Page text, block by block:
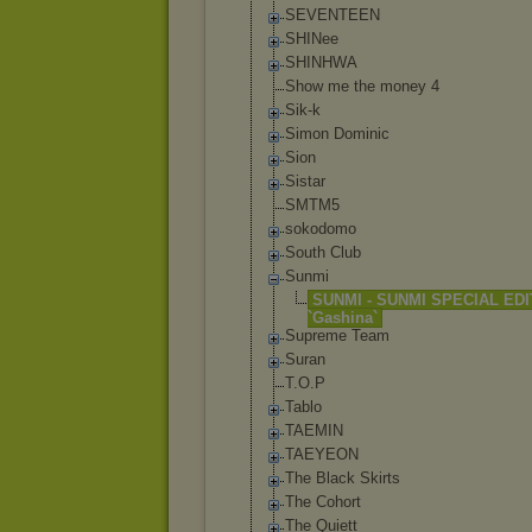
SEVENTEEN
SHINee
SHINHWA
Show me the money 4
Sik-k
Simon Dominic
Sion
Sistar
SMTM5
sokodomo
South Club
Sunmi
SUNMI - SUNMI SPECIAL
`Gashina`
Supreme Team
Suran
T.O.P
Tablo
TAEMIN
TAEYEON
The Black Skirts
The Cohort
The Quiett